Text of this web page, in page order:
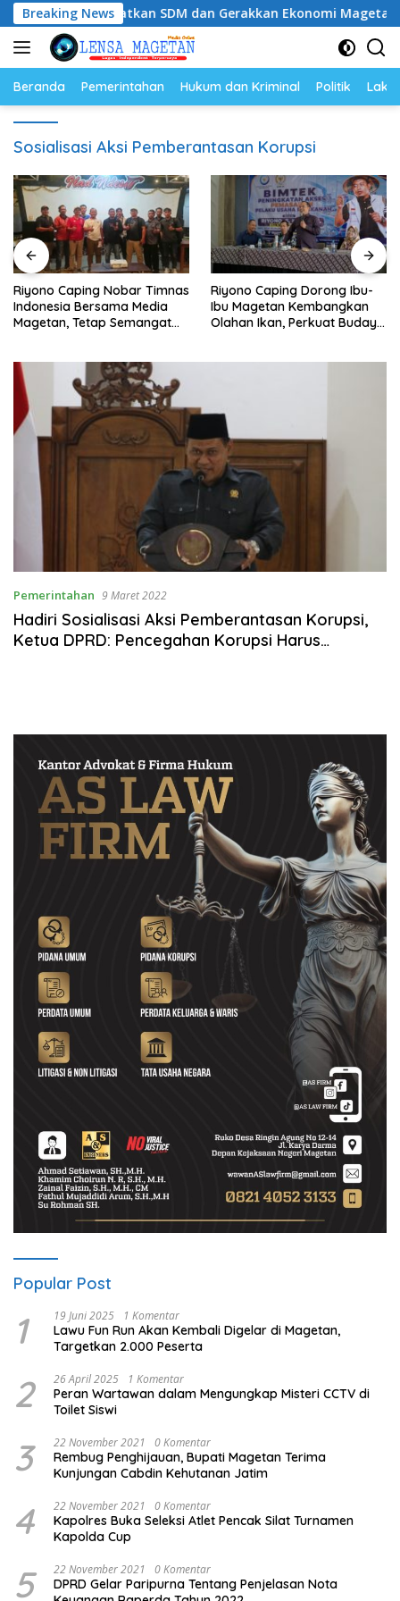
Langsung
ke
konten
Breaking News
Tingkatkan SDM dan Gerakkan Ekonomi Magetan
Beranda Pemerintahan Hukum dan Kriminal Politik
Sosialisasi Aksi Pemberantasan Korupsi
Riyono Caping Nobar Timnas
Indonesia Bersama Media
Magetan, Tetap Semangat
Riyono Caping Dorong Ibu-
Ibu Magetan Kembangkan
Olahan Ikan, Perkuat Budaya
Pemerintahan 9 Maret 2022
Hadiri Sosialisasi Aksi Pemberantasan Korupsi,
Ketua DPRD: Pencegahan Korupsi Harus
Popular Post
1 19 Juni 2025 1 Komentar
Lawu Fun Run Akan Kembali Digelar di Magetan,
Targetkan 2.000 Peserta
2 26 April 2025 1 Komentar
Peran Wartawan dalam Mengungkap Misteri CCTV di
Toilet Siswi
3 22 November 2021 0 Komentar
Rembug Penghijauan, Bupati Magetan Terima
Kunjungan Cabdin Kehutanan Jatim
4 22 November 2021 0 Komentar
Kapolres Buka Seleksi Atlet Pencak Silat Turnamen
Kapolda Cup
5 22 November 2021 0 Komentar
DPRD Gelar Paripurna Tentang Penjelasan Nota